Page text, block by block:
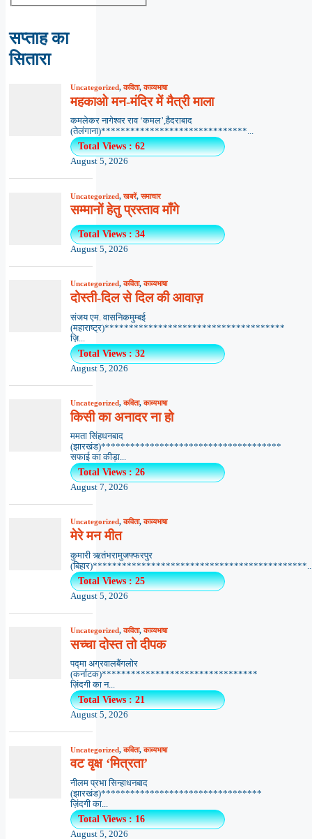
सप्ताह का
सितारा
Uncategorized,कविता,काव्यभाषा
महकाओ मन-मंदिर में मैत्री माला
कमलेकर नागेश्वर राव ‘कमल’,हैदराबाद
(तेलंगाना)******************************...
Total Views : 62
August 5, 2026
Uncategorized,खबरें,समाचार
सम्मानों हेतु प्रस्ताव माँगे
Total Views : 34
August 5, 2026
Uncategorized,कविता,काव्यभाषा
दोस्ती-दिल से दिल की आवाज़
संजय एम. वासनिकमुम्बई
(महाराष्ट्र)*************************************
ज़ि...
Total Views : 32
August 5, 2026
Uncategorized,कविता,काव्यभाषा
किसी का अनादर ना हो
ममता सिंहधनबाद
(झारखंड)*************************************
सफाई का कीड़ा...
Total Views : 26
August 7, 2026
Uncategorized,कविता,काव्यभाषा
मेरे मन मीत
कुमारी ऋतंभरामुजफ्फरपुर
Total Views : 25
August 5, 2026
Uncategorized,कविता,काव्यभाषा
सच्चा दोस्त तो दीपक
पद्मा अग्रवालबैंगलोर
(कर्नाटक)********************************
ज़िंदगी का न...
Total Views : 21
August 5, 2026
Uncategorized,कविता,काव्यभाषा
वट वृक्ष ‘मित्रता’
नीलम प्रभा सिन्हाधनबाद
(झारखंड)*********************************
ज़िंदगी का...
Total Views : 16
August 5, 2026